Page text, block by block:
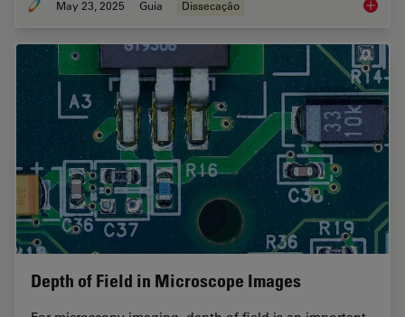
May 23, 2025 Guia Dissecação
Depth of Field in Microscope Images